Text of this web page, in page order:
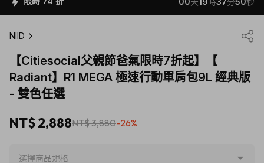
NIID
【Citiesocial父親節爸氣限時7折起】【
Radiant】R1 MEGA 極速行動單肩包9L 經典版
- 雙色任選
NT$ 2,888NT$ 3,880-26%
選擇商品規格